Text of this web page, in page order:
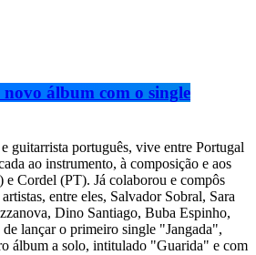
álbum com o single
guitarrista português, vive entre Portugal
ao instrumento, à composição e aos
e Cordel (PT). Já colaborou e compôs
entre eles, Salvador Sobral, Sara
Dino Santiago, Buba Espinho,
lançar o primeiro single "Jangada",
álbum a solo, intitulado "Guarida" e com